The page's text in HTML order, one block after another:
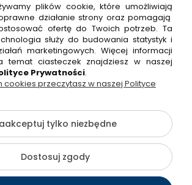
+48 720 915 338
+48 22 298 53 38
Napisz do nas!
Sp. z o. o. | ul. Kryształowa 33A, 01-356
mazowieckie | NIP: 7010404814, REGON:
146982576, KRS: 0000491265
Prawa Zastrzeżone | medinstruments.pl
Szablon Flex byEcommercy
plików cookie, które umożliwiają
działanie strony oraz pomagają
ofertę do Twoich potrzeb. Ta
służy do budowania statystyk i
marketingowych. Więcej informacji
temat ciasteczek znajdziesz w naszej
Prywatności.
cookies przeczytasz w naszej Polityce
tylko niezbędne
Dostosuj zgody